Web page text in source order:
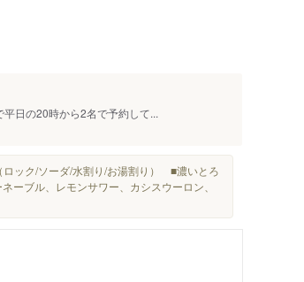
日の20時から2名で予約して...
ック/ソーダ/水割り/お湯割り） ■濃いとろ
ーブル、レモンサワー、カシスウーロン、